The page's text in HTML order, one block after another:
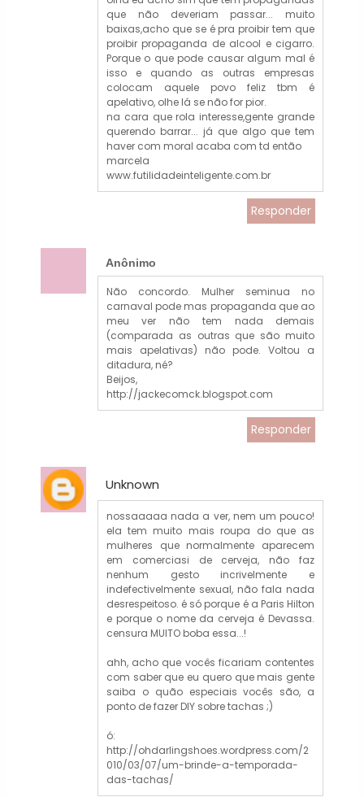
que não deveriam passar... muito
baixas,acho que se é pra proibir tem que
proibir propaganda de alcool e cigarro.
Porque o que pode causar algum mal é
isso e quando as outras empresas
colocam aquele povo feliz tbm é
apelativo, olhe lá se não for pior.
na cara que rola interesse,gente grande
querendo barrar... já que algo que tem
haver com moral acaba com td então
marcela
www.futilidadeinteligente.com.br
Responder
Anônimo
Não concordo. Mulher seminua no
carnaval pode mas propaganda que ao
meu ver não tem nada demais
(comparada as outras que são muito
mais apelativas) não pode. Voltou a
ditadura, né?
Beijos,
http://jackecomck.blogspot.com
Responder
Unknown
nossaaaaa nada a ver, nem um pouco!
ela tem muito mais roupa do que as
mulheres que normalmente aparecem
em comerciasi de cerveja, não faz
nenhum gesto incrivelmente e
indefectivelmente sexual, não fala nada
desrespeitoso. é só porque é a Paris Hilton
e porque o nome da cerveja é Devassa.
censura MUITO boba essa...!
ahh, acho que vocês ficariam contentes
com saber que eu quero que mais gente
saiba o quão especiais vocês são, a
ponto de fazer DIY sobre tachas ;)
ó:
http://ohdarlingshoes.wordpress.com/2
010/03/07/um-brinde-a-temporada-
das-tachas/